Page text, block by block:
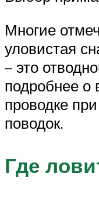
Многие
уловистая
– это
подробнее о
проводке
поводок.
Где